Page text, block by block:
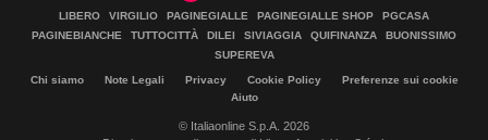
LIBERO VIRGILIO PAGINEGIALLE PAGINEGIALLE SHOP
PGCASA
PAGINEBIANCHE
TUTTOCITTÀ DILEI SIVIAGGIA QUIFINANZA
BUONISSIMO
SUPEREVA
Chi siamo Note Legali Privacy Cookie Policy
Preferenze sui cookie
Aiuto
© Italiaonline S.p.A. 2026